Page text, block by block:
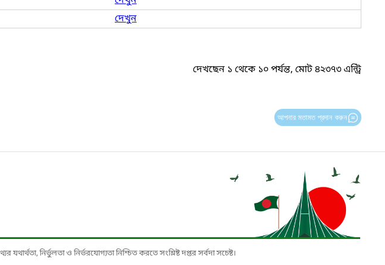
দেখুন
দেখছেন ১ থেকে ১০ পর্যন্ত, মোট ৪২৩৭৩ এন্ট্রি
আপনার মতামত প্রদান করুন
নির্ভুলতা ও নির্ভরযোগ্যতা নিশ্চিত করতে সংশ্লিষ্ট দপ্তর সর্বদা সচেষ্ট।